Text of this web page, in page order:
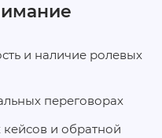
и наличие ролевых
переговорах
и обратной